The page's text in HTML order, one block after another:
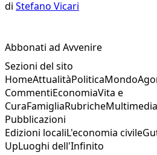
di Stefano Vicari
Abbonati ad Avvenire
Sezioni del sito
HomeAttualitàPoliticaMondo
CommentiEconomiaVita e
CuraFamigliaRubricheMultimedia
Pubblicazioni
Edizioni localiL'economia civile
UpLuoghi dell'Infinito